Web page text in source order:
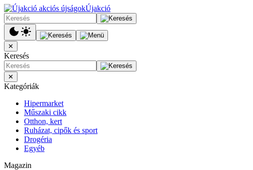
Újakció
✕
Keresés
✕
Kategóriák
Hipermarket
Műszaki cikk
Otthon, kert
Ruházat, cipők és sport
Drogéria
Egyéb
Magazin